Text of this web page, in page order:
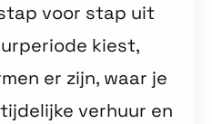
voor stap uit
kiest,
er zijn, waar je
verhuur en